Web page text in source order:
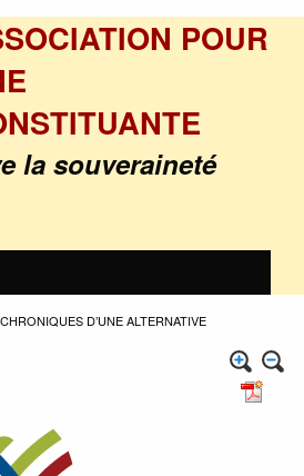
POUR
la souveraineté
CHRONIQUES D’UNE ALTERNATIVE